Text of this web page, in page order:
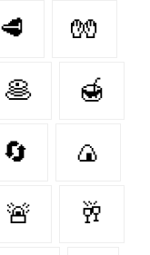
🥩 🧤
🥞 🍯
🔄 🍙
🚨 🥂